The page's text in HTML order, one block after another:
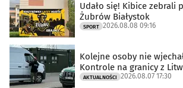
Udało się! Kibice zebrali
Żubrów Białystok
SPORT 2026.08.08 09:16
Kolejne osoby nie
Kontrole na granicy z
AKTUALNOŚCI 2026.08.07 17:30